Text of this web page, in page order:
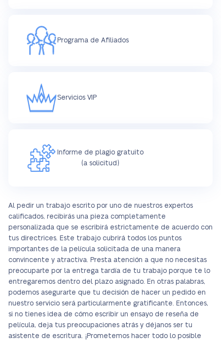
Programa de Afiliados
Servicios VIP
Informe de plagio gratuito
(a solicitud)
Al pedir un trabajo escrito por uno de nuestros expertos
calificados, recibirás una pieza completamente
personalizada que se escribirá estrictamente de acuerdo con
tus directrices. Este trabajo cubrirá todos los puntos
importantes de la película solicitada de una manera
convincente y atractiva. Presta atención a que no necesitas
preocuparte por la entrega tardía de tu trabajo porque te lo
entregaremos dentro del plazo asignado. En otras palabras,
podemos asegurarte que tu decisión de hacer un pedido en
nuestro servicio será particularmente gratificante. Entonces,
si no tienes idea de cómo escribir un ensayo de reseña de
película, deja tus preocupaciones atrás y déjanos ser tu
asistente de escritura. ¡Prometemos hacer todo lo posible